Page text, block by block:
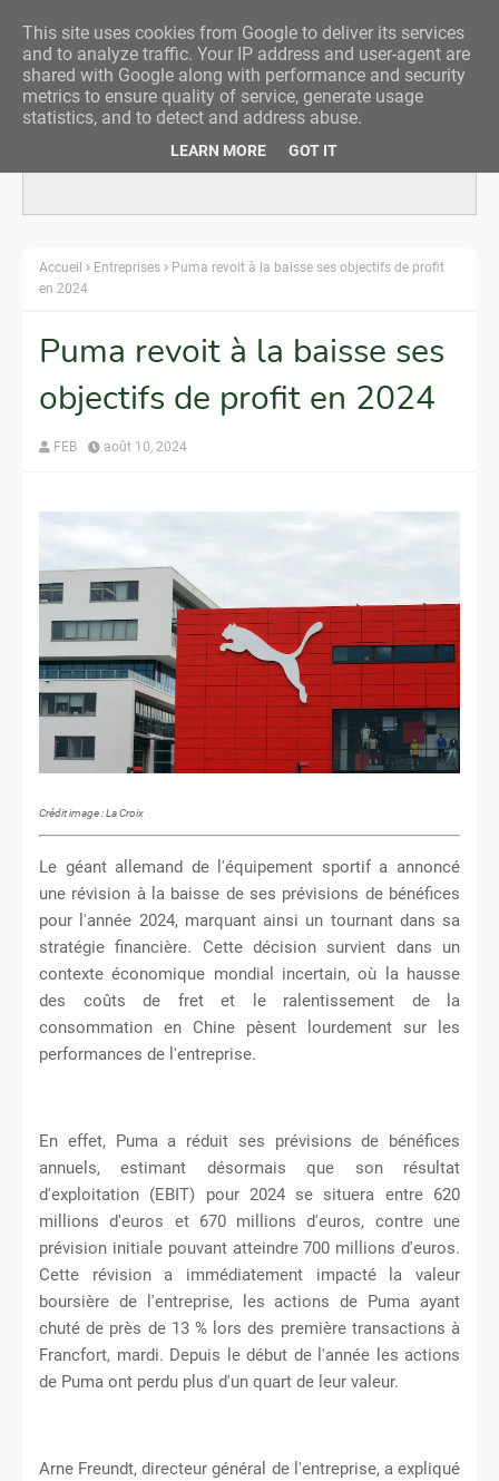
Accueil Entreprises
Puma revoit à la baisse ses objectifs de profit
en 2024
Puma revoit à la baisse ses
objectifs de profit en 2024
FEB août 10, 2024
Crédit image : La Croix
Le géant allemand de l'équipement sportif a annoncé
une révision à la baisse de ses prévisions de bénéfices
pour l'année 2024, marquant ainsi un tournant dans sa
stratégie financière. Cette décision survient dans un
contexte économique mondial incertain, où la hausse
des coûts de fret et le ralentissement de la
consommation en Chine pèsent lourdement sur les
performances de l'entreprise.
En effet, Puma a réduit ses prévisions de bénéfices
annuels, estimant désormais que son résultat
d'exploitation (EBIT) pour 2024 se situera entre 620
millions d'euros et 670 millions d'euros, contre une
prévision initiale pouvant atteindre 700 millions d'euros.
Cette révision a immédiatement impacté la valeur
boursière de l'entreprise, les actions de Puma ayant
chuté de près de 13 % lors des première transactions à
Francfort, mardi. Depuis le début de l'année les actions
de Puma ont perdu plus d'un quart de leur valeur.
Arne Freundt, directeur général de l'entreprise, a expliqué
This site uses cookies from Google to deliver its services
and to analyze traffic. Your IP address and user-agent are
shared with Google along with performance and security
metrics to ensure quality of service, generate usage
statistics, and to detect and address abuse.
LEARN MORE GOT IT